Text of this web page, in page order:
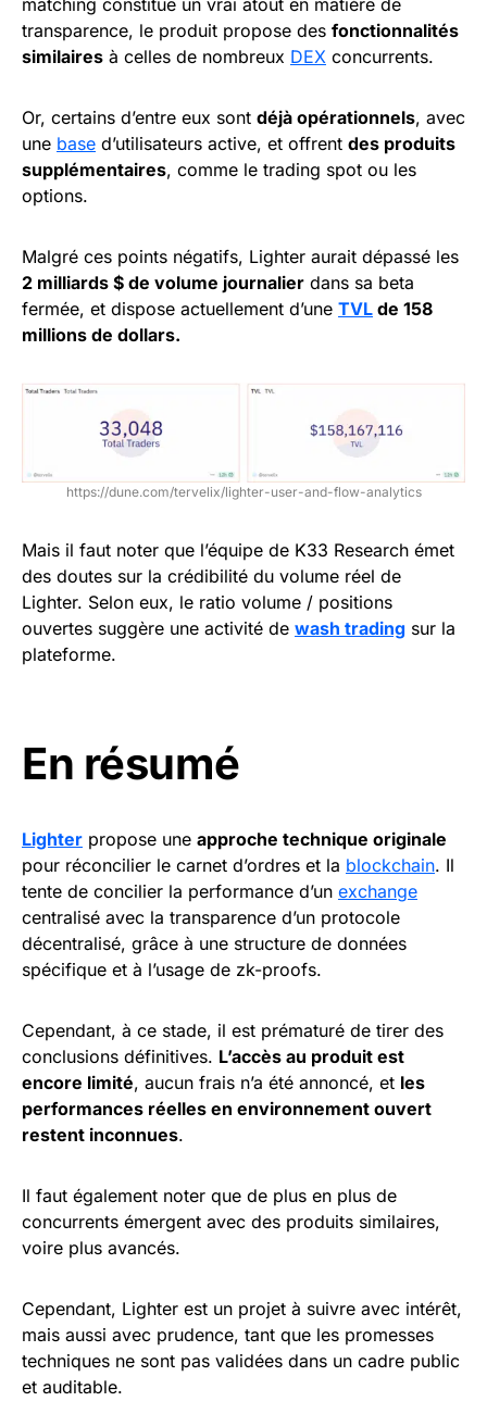
matching constitue un vrai atout en matière de
transparence, le produit propose des fonctionnalités
similaires à celles de nombreux DEX concurrents.
Or, certains d’entre eux sont déjà opérationnels, avec
une base d’utilisateurs active, et offrent des produits
supplémentaires, comme le trading spot ou les
options.
Malgré ces points négatifs, Lighter aurait dépassé les
2 milliards $ de volume journalier dans sa beta
fermée, et dispose actuellement d’une TVL de 158
millions de dollars.
https://dune.com/tervelix/lighter-user-and-flow-analytics
Mais il faut noter que l’équipe de K33 Research émet
des doutes sur la crédibilité du volume réel de
Lighter. Selon eux, le ratio volume / positions
ouvertes suggère une activité de wash trading sur la
plateforme.
En résumé
Lighter propose une approche technique originale
pour réconcilier le carnet d’ordres et la blockchain. Il
tente de concilier la performance d’un exchange
centralisé avec la transparence d’un protocole
décentralisé, grâce à une structure de données
spécifique et à l’usage de zk-proofs.
Cependant, à ce stade, il est prématuré de tirer des
conclusions définitives. L’accès au produit est
encore limité, aucun frais n’a été annoncé, et les
performances réelles en environnement ouvert
restent inconnues.
Il faut également noter que de plus en plus de
concurrents émergent avec des produits similaires,
voire plus avancés.
Cependant, Lighter est un projet à suivre avec intérêt,
mais aussi avec prudence, tant que les promesses
techniques ne sont pas validées dans un cadre public
et auditable.